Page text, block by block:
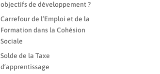
objectifs de développement ?
Carrefour de l’Emploi et de la
Formation dans la Cohésion
Sociale
Solde de la Taxe
d’apprentissage